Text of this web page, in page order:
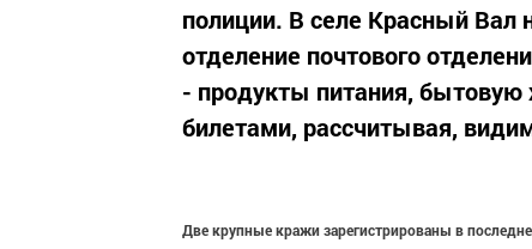
полиции. В селе Красный Вал
отделение почтового
- продукты питания,
билетами, рассчитывая,
Две крупные кражи зарегистрированы в